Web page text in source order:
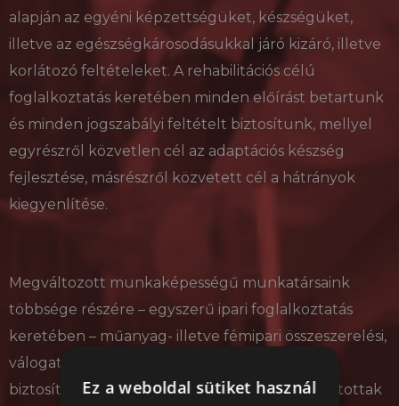
alapján az egyéni képzettségüket, készségüket,
illetve az egészségkárosodásukkal járó kizáró, illetve
korlátozó feltételeket. A rehabilitációs célú
foglalkoztatás keretében minden előírást betartunk
és minden jogszabályi feltételt biztosítunk, mellyel
egyrészről közvetlen cél az adaptációs készség
fejlesztése, másrészről közvetett cél a hátrányok
kiegyenlítése.
Megváltozott munkaképességű munkatársaink
többsége részére – egyszerű ipari foglalkoztatás
keretében – műanyag- illetve fémipari összeszerelési,
válogatási és csomagolási tevékenységet
biztosítottunk, melyet az általunk foglalkoztatottak
Ez a weboldal sütiket használ